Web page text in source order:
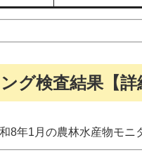
グ検査結果【詳
8年1月の農林水産物モニ